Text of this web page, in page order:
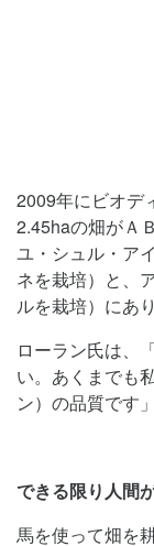
2009年にビオデ
2.45haの畑がＡ
ユ・シュル・ア
ネを栽培）と、
ルを栽培）にあ
ローラン氏は、
い。あくまでも
ン）の品質です
できる限り人間
馬を使って畑を